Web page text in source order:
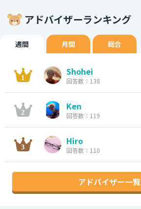
アドバイザーランキング
週間 月間 総合
Shohei
回答数：138
Ken
回答数：119
Hiro
回答数：110
アドバイザー一覧